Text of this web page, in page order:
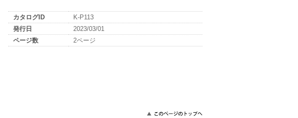
カタログID
K-P113
発行日
2023/03/01
ページ数
2ページ